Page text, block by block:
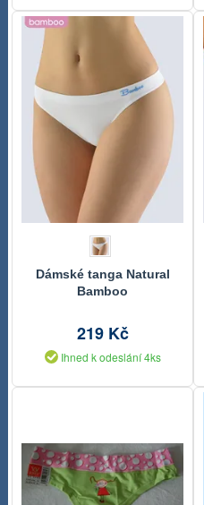
Dámské tanga Natural
Bamboo
219 Kč
Ihned k odeslání 4ks